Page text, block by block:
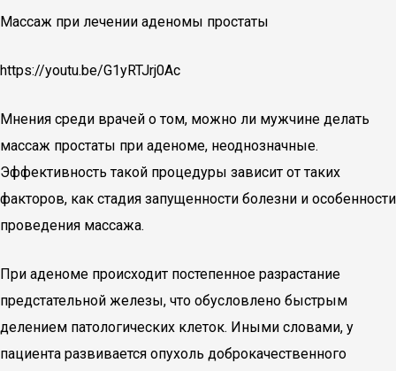
Массаж при лечении аденомы простаты
https://youtu.be/G1yRTJrj0Ac
Мнения среди врачей о том, можно ли мужчине делать
массаж простаты при аденоме, неоднозначные.
Эффективность такой процедуры зависит от таких
факторов, как стадия запущенности болезни и особенности
проведения массажа.
При аденоме происходит постепенное разрастание
предстательной железы, что обусловлено быстрым
делением патологических клеток. Иными словами, у
пациента развивается опухоль доброкачественного